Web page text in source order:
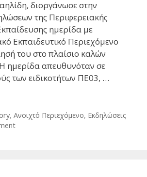
διοργάνωσε στην
της Περιφερειακής
ημερίδα με
Εκπαιδευτικό Περιεχόμενο
του στο πλαίσιο καλών
ημερίδα απευθυνόταν σε
των ειδικοτήτων ΠΕ03, …
, Ανοιχτό Περιεχόμενο, Εκδηλώσεις